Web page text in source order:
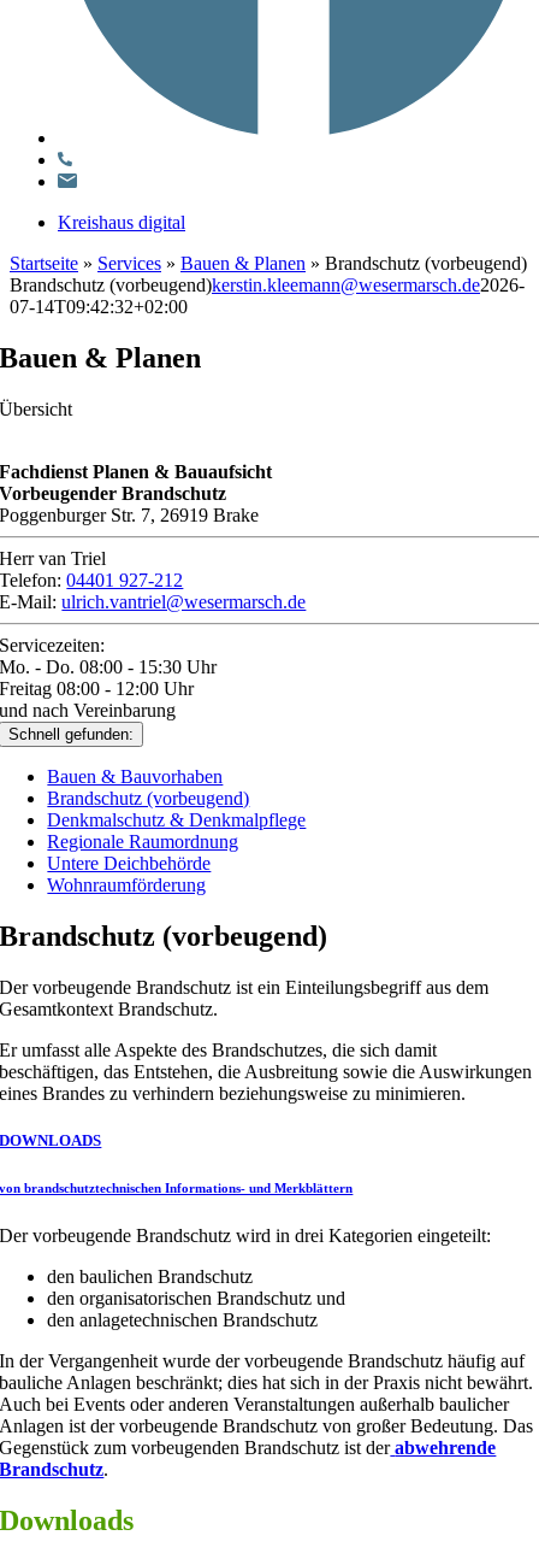
Kreishaus digital
Startseite » Services » Bauen & Planen » Brandschutz (vorbeugend)
Brandschutz (vorbeugend)kerstin.kleemann@wesermarsch.de2026-
07-14T09:42:32+02:00
Bauen & Planen
Übersicht
Fachdienst Planen & Bauaufsicht
Vorbeugender Brandschutz
Poggenburger Str. 7, 26919 Brake
Herr van Triel
Telefon:04401 927-212
E-Mail:ulrich.vantriel@wesermarsch.de
Servicezeiten:
Mo. - Do. 08:00 - 15:30 Uhr
Freitag 08:00 - 12:00 Uhr
und nach Vereinbarung
Schnell gefunden:
Bauen & Bauvorhaben
Brandschutz (vorbeugend)
Denkmalschutz & Denkmalpflege
Regionale Raumordnung
Untere Deichbehörde
Wohnraumförderung
Brandschutz (vorbeugend)
Der vorbeugende Brandschutz ist ein Einteilungsbegriff aus dem
Gesamtkontext Brandschutz.
Er umfasst alle Aspekte des Brandschutzes, die sich damit
beschäftigen, das Entstehen, die Ausbreitung sowie die Auswirkungen
eines Brandes zu verhindern beziehungsweise zu minimieren.
DOWNLOADS
von brandschutztechnischen Informations- und Merkblättern
Der vorbeugende Brandschutz wird in drei Kategorien eingeteilt:
den baulichen Brandschutz
den organisatorischen Brandschutz und
den anlagetechnischen Brandschutz
In der Vergangenheit wurde der vorbeugende Brandschutz häufig auf
bauliche Anlagen beschränkt; dies hat sich in der Praxis nicht bewährt.
Auch bei Events oder anderen Veranstaltungen außerhalb baulicher
Anlagen ist der vorbeugende Brandschutz von großer Bedeutung. Das
Gegenstück zum vorbeugenden Brandschutz ist der abwehrende
Brandschutz.
Downloads